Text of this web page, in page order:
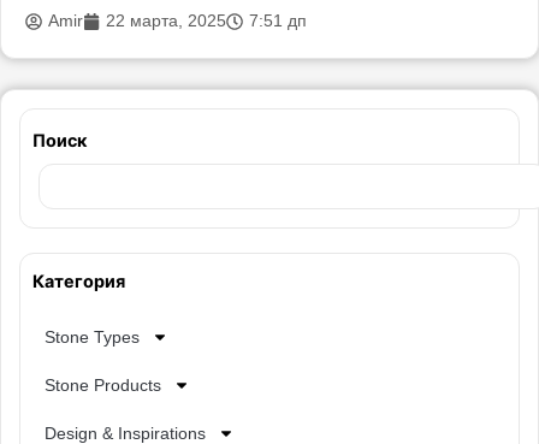
Amir 22 марта, 2025 7:51 дп
Поиск
Категория
Stone Types
Stone Products
Design & Inspirations